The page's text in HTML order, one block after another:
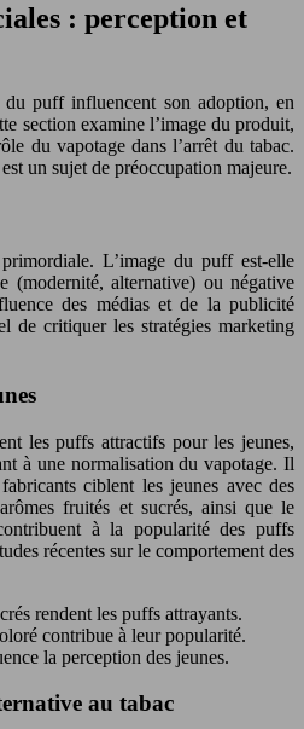
: perception et
puff influencent son adoption, en
section examine l’image du produit,
du vapotage dans l’arrêt du tabac.
un sujet de préoccupation majeure.
L’image du puff est-elle
(modernité, alternative) ou négative
des médias et de la publicité
de critiquer les stratégies marketing
les puffs attractifs pour les jeunes,
à une normalisation du vapotage. Il
ciblent les jeunes avec des
fruités et sucrés, ainsi que le
à la popularité des puffs
récentes sur le comportement des
rendent les puffs attrayants.
contribue à leur popularité.
la perception des jeunes.
au tabac